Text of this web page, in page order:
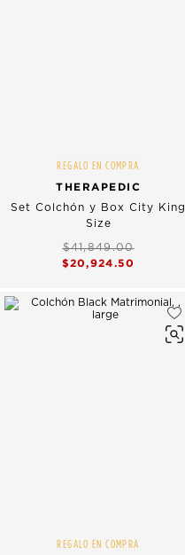
REGALO EN COMPRA
THERAPEDIC
Set Colchón y Box City King
Size
$41,849.00
$20,924.50
REGALO EN COMPRA